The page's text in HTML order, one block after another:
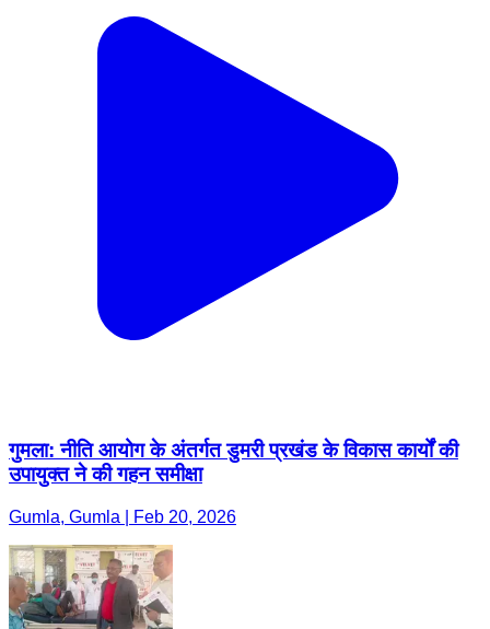
गुमला: नीति आयोग के अंतर्गत डुमरी प्रखंड के विकास कार्यों की
उपायुक्त ने की गहन समीक्षा
Gumla, Gumla | Feb 20, 2026